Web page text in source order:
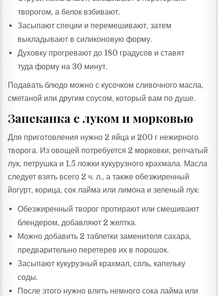
творогом, а белок взбивают.
Засыпают специи и перемешивают, затем
выкладывают в силиконовую форму.
Духовку прогревают до 180 градусов и ставят
туда форму на 30 минут.
Подавать блюдо можно с кусочком сливочного масла,
сметаной или другим соусом, который вам по душе.
Запеканка с луком и морковью
Для приготовления нужно 2 яйца и 200 г нежирного
творога. Из овощей потребуется 2 морковки, репчатый
лук, петрушка и 1,5 ложки кукурузного крахмала. Масла
следует взять всего 2 ч. л., а также обезжиренный
йогурт, корица, сок лайма или лимона и зеленый лук:
Обезжиренный творог протирают или смешивают
блендером, добавляют 2 желтка.
Можно добавить 2 таблетки заменителя сахара,
предварительно перетерев их в порошок.
Засыпают кукурузный крахмал, соль, капельку
соды.
После этого нужно влить немного сока лайма или